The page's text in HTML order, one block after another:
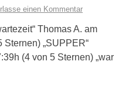
einen Kommentar
Thomas A. am
„SUPPER“
(4 von 5 Sternen) „war